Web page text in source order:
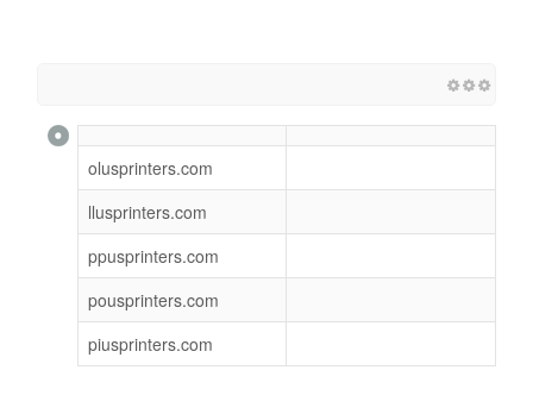
olusprinters.com
llusprinters.com
ppusprinters.com
pousprinters.com
piusprinters.com